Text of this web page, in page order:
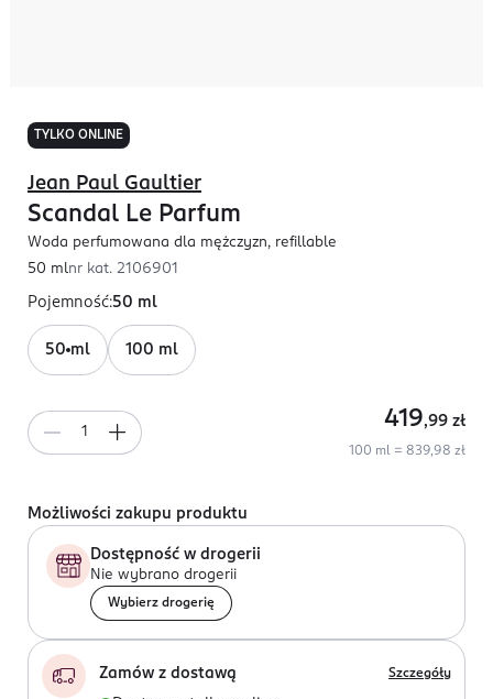
TYLKO ONLINE
Jean Paul Gaultier
Scandal Le Parfum
Woda perfumowana dla mężczyzn, refillable
50 mlnr kat. 2106901
Pojemność:50 ml
50 ml 100 ml
419,99 zł
100 ml = 839,98 zł
Możliwości zakupu produktu
Dostępność w drogerii
Nie wybrano drogerii
Wybierz drogerię
Zamów z dostawą Szczegóły